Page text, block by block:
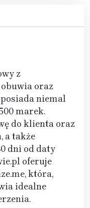
z
oraz
niemal
marek.
do klienta oraz
a także
dni od daty
oferuje
która,
idealne